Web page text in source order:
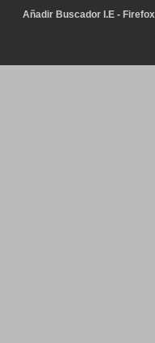
Añadir Buscador I.E - Firefox